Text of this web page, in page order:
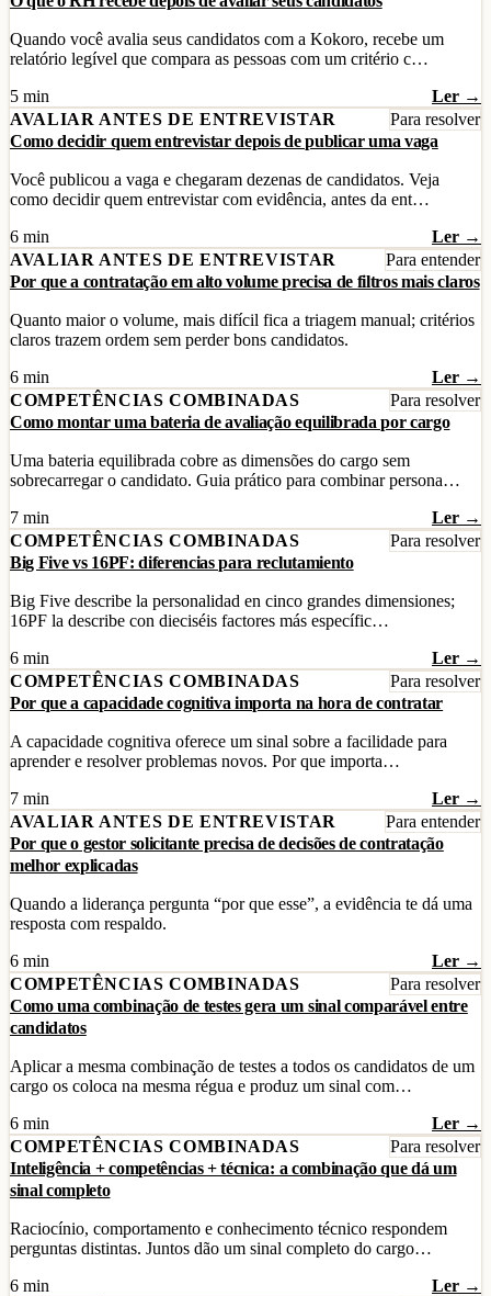
Quando você avalia seus candidatos com a Kokoro, recebe um
relatório legível que compara as pessoas com um critério c…
5 min
Ler →
AVALIAR ANTES DE ENTREVISTAR
Para resolver
Como decidir quem entrevistar depois de publicar uma vaga
Você publicou a vaga e chegaram dezenas de candidatos. Veja
como decidir quem entrevistar com evidência, antes da ent…
6 min
Ler →
AVALIAR ANTES DE ENTREVISTAR
Para entender
Por que a contratação em alto volume precisa de filtros mais claros
Quanto maior o volume, mais difícil fica a triagem manual; critérios
claros trazem ordem sem perder bons candidatos.
6 min
Ler →
COMPETÊNCIAS COMBINADAS
Para resolver
Como montar uma bateria de avaliação equilibrada por cargo
Uma bateria equilibrada cobre as dimensões do cargo sem
sobrecarregar o candidato. Guia prático para combinar persona…
7 min
Ler →
COMPETÊNCIAS COMBINADAS
Para resolver
Big Five vs 16PF: diferencias para reclutamiento
Big Five describe la personalidad en cinco grandes dimensiones;
16PF la describe con dieciséis factores más específic…
6 min
Ler →
COMPETÊNCIAS COMBINADAS
Para resolver
Por que a capacidade cognitiva importa na hora de contratar
A capacidade cognitiva oferece um sinal sobre a facilidade para
aprender e resolver problemas novos. Por que importa…
7 min
Ler →
AVALIAR ANTES DE ENTREVISTAR
Para entender
Por que o gestor solicitante precisa de decisões de contratação
melhor explicadas
Quando a liderança pergunta “por que esse”, a evidência te dá uma
resposta com respaldo.
6 min
Ler →
COMPETÊNCIAS COMBINADAS
Para resolver
Como uma combinação de testes gera um sinal comparável entre
candidatos
Aplicar a mesma combinação de testes a todos os candidatos de um
cargo os coloca na mesma régua e produz um sinal com…
6 min
Ler →
COMPETÊNCIAS COMBINADAS
Para resolver
Inteligência + competências + técnica: a combinação que dá um
sinal completo
Raciocínio, comportamento e conhecimento técnico respondem
perguntas distintas. Juntos dão um sinal completo do cargo…
6 min
Ler →